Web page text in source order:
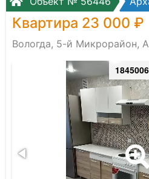
Квартира 23 000 ₽
Вологда, 5-й Микрорайон,